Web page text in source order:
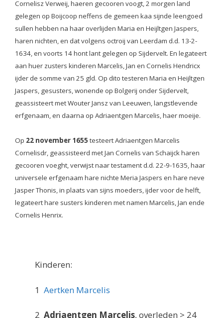
Cornelisz Verweij, haeren gecooren voogt, 2 morgen land
gelegen op Boijcoop neffens de gemeen kaa sijnde leengoed
sullen hebben na haar overlijden Maria en Heijltgen Jaspers,
haren nichten, en dat volgens octroij van Leerdam d.d. 13-2-
1634, en voorts 14 hont lant gelegen op Sijdervelt. En legateert
aan huer zusters kinderen Marcelis, Jan en Cornelis Hendricx
ijder de somme van 25 gld. Op dito testeren Maria en Heijltgen
Jaspers, gesusters, wonende op Bolgerij onder Sijdervelt,
geassisteert met Wouter Jansz van Leeuwen, langstlevende
erfgenaam, en daarna op Adriaentgen Marcelis, haer moeije.
Op 22 november 1655 testeert Adriaentgen Marcelis
Cornelisdr, geassisteerd met Jan Cornelis van Schaijck haren
gecooren voeght, verwijst naar testament d.d. 22-9-1635, haar
universele erfgenaam hare nichte Meria Jaspers en hare neve
Jasper Thonis, in plaats van sijns moeders, ijder voor de helft,
legateert hare susters kinderen met namen Marcelis, Jan ende
Cornelis Henrix.
Kinderen:
1 Aertken Marcelis
2 Adriaentgen Marcelis, overleden > 24